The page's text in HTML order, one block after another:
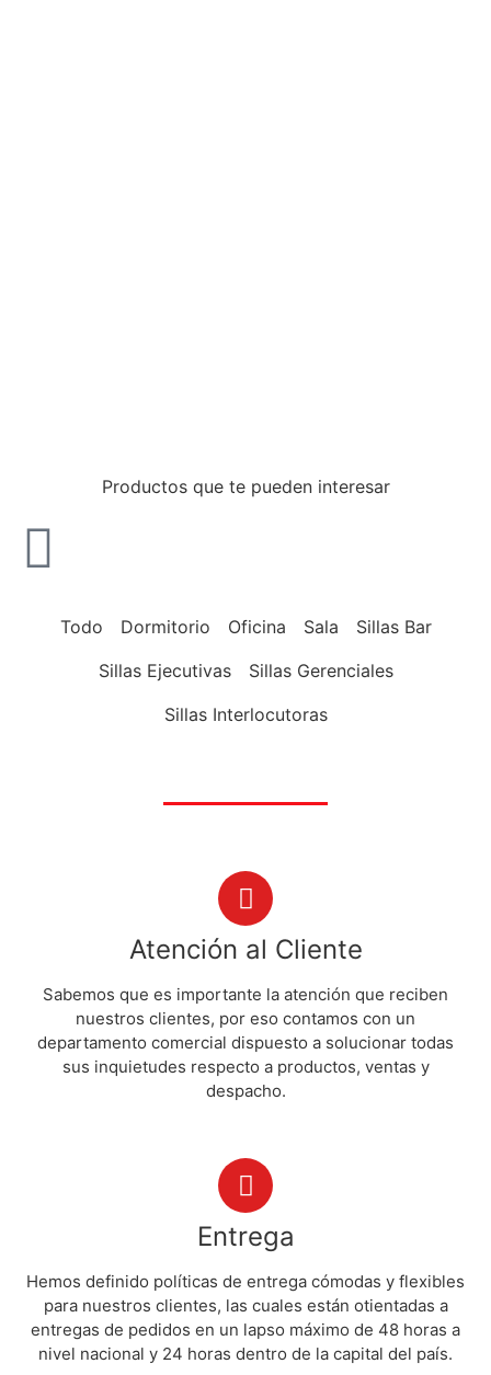
Productos que te pueden interesar
Todo Dormitorio Oficina Sala
Sillas Bar
Sillas Ejecutivas
Sillas Gerenciales
Sillas Interlocutoras
Atención al Cliente
Sabemos que es importante la atención que reciben
nuestros clientes, por eso contamos con un
departamento comercial dispuesto a solucionar todas
sus inquietudes respecto a productos, ventas y
despacho.
Entrega
Hemos definido políticas de entrega cómodas y flexibles
para nuestros clientes, las cuales están otientadas a
entregas de pedidos en un lapso máximo de 48 horas a
nivel nacional y 24 horas dentro de la capital del país.